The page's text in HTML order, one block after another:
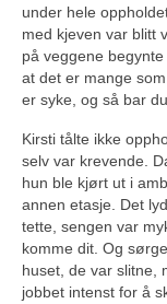
under hele
med kjeven var blitt
på veggene
at det er mange
er syke, og så bar
Kirsti tålte ikke
selv var krevende.
hun ble kjørt ut i
annen etasje. Det
tette, sengen var
komme dit. Og
huset, de var slitne,
jobbet intenst for å